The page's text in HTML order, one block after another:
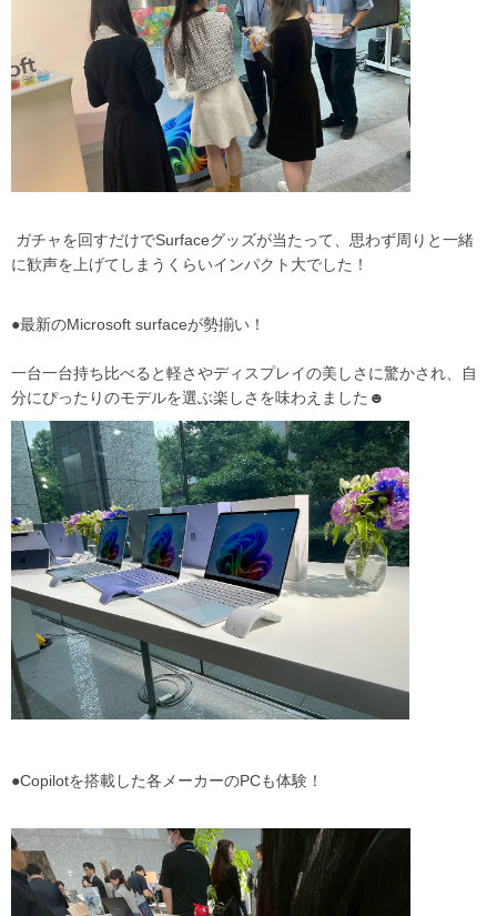
ガチャを回すだけでSurfaceグッズが当たって、思わず周りと一緒
に歓声を上げてしまうくらいインパクト大でした！
●最新のMicrosoft surfaceが勢揃い！
一台一台持ち比べると軽さやディスプレイの美しさに驚かされ、自
分にぴったりのモデルを選ぶ楽しさを味わえました☻
●Copilotを搭載した各メーカーのPCも体験！